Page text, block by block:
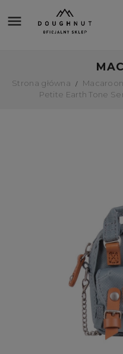

Strona główna Macaroon
Petite Earth Tone